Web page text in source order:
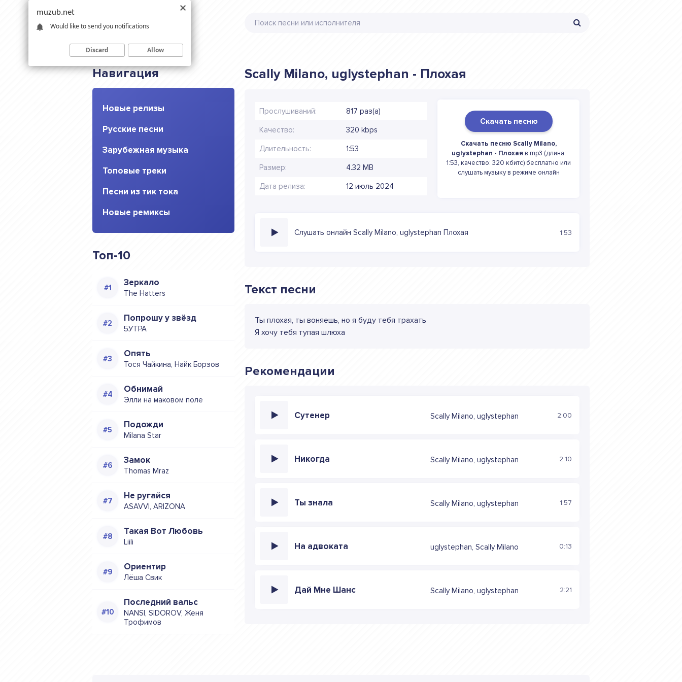
Навигация
Новые релизы
Русские песни
Зарубежная музыка
Топовые треки
Песни из тик тока
Новые ремиксы
Топ-10
Зеркало
The Hatters
Попрошу у звёзд
5УТРА
Опять
Тося Чайкина, Найк Борзов
Обнимай
Элли на маковом поле
Подожди
Milana Star
Замок
Thomas Mraz
Не ругайся
ASAVVI, ARIZONA
Такая Вот Любовь
Liili
Ориентир
Лёша Свик
Последний вальс
NANSI, SIDOROV, Женя
Трофимов
Scally Milano, uglystephan - Плохая
Прослушиваний: 817 раз(а)
Качество: 320 kbps
Длительность: 1:53
Размер: 4.32 MB
Дата релиза: 12 июль 2024
Скачать песню
Скачать песню Scally Milano,
uglystephan - Плохая в mp3 (длина:
1:53, качество: 320 кбитс) бесплатно или
слушать музыку в режиме онлайн
Слушать онлайн Scally Milano, uglystephan Плохая 1:53
Текст песни
Ты плохая, ты воняешь, но я буду тебя трахать
Я хочу тебя тупая шлюха
Рекомендации
Сутенер Scally Milano, uglystephan 2:00
Никогда Scally Milano, uglystephan 2:10
Ты знала Scally Milano, uglystephan 1:57
На адвоката uglystephan, Scally Milano 0:13
Дай Мне Шанс Scally Milano, uglystephan 2:21
muzub.net
Would like to send you notifications
Discard Allow